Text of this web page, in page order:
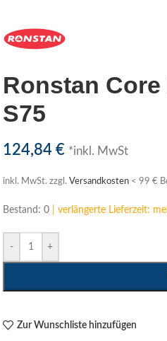
Ronstan
S75
124,84 € *inkl. MwSt
inkl. MwSt. zzgl. Versandkosten< 99 €
Bestand: 0 | verlängerte Lieferzeit:
- +
Zur Wunschliste hinzufügen